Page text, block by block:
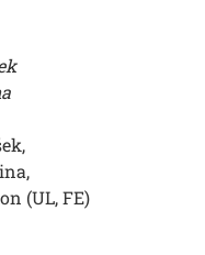
(UL, FE)